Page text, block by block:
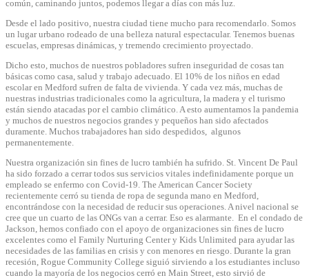
común, caminando juntos, podemos llegar a días con más luz.
Desde el lado positivo, nuestra ciudad tiene mucho para recomendarlo. Somos
un lugar urbano rodeado de una belleza natural espectacular. Tenemos buenas
escuelas, empresas dinámicas, y tremendo crecimiento proyectado.
Dicho esto, muchos de nuestros pobladores sufren inseguridad de cosas tan
básicas como casa, salud y trabajo adecuado. El 10% de los niños en edad
escolar en Medford sufren de falta de vivienda. Y cada vez más, muchas de
nuestras industrias tradicionales como la agricultura, la madera y el turismo
están siendo atacadas por el cambio climático. A esto aumentamos la pandemia
y muchos de nuestros negocios grandes y pequeños han sido afectados
duramente. Muchos trabajadores han sido despedidos, algunos
permanentemente.
Nuestra organización sin fines de lucro también ha sufrido. St. Vincent De Paul
ha sido forzado a cerrar todos sus servicios vitales indefinidamente porque un
empleado se enfermo con Covid-19. The American Cancer Society
recientemente cerró su tienda de ropa de segunda mano en Medford,
encontrándose con la necesidad de reducir sus operaciones. A nivel nacional se
cree que un cuarto de las ONGs van a cerrar. Eso es alarmante. En el condado de
Jackson, hemos confiado con el apoyo de organizaciones sin fines de lucro
excelentes como el Family Nurturing Center y Kids Unlimited para ayudar las
necesidades de las familias en crisis y con menores en riesgo. Durante la gran
recesión, Rogue Community College siguió sirviendo a los estudiantes incluso
cuando la mayoría de los negocios cerró en Main Street, esto sirvió de